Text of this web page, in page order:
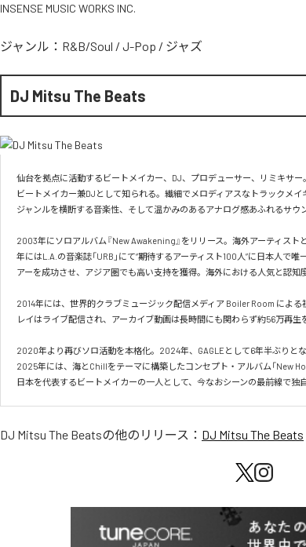
INSENSE MUSIC WORKS INC.
ジャンル： R&B/Soul / J-Pop / ジャズ
DJ Mitsu The Beats
仙台を拠点に活動するビートメイカー、DJ、プロデューサー、リミキサー
ビートメイカー兼DJとして知られる。繊細でメロディアスなトラックメ
ジャンルを横断する音楽性、そして温かみのあるアナログ感あふれるサウ
2003年にソロアルバム『New Awakening』をリリース。海外アーティス
年にはL.A.の音楽誌「URB」にて“期待するアーティスト100人”に日本人で
アーを成功させ、アジア圏でも高い支持を獲得。海外における人気と認知
2014年には、世界的クラブミュージック配信メディア Boiler Room によ
レイはライブ配信され、アーカイブ動画は長時間にも関わらず約56万再生
2020年より再びソロ活動を本格化。2024年、GAGLEとして6年半ぶりとな
2025年には、海とChillをテーマに構築したコンセプト・アルバム「New
日本を代表するビートメイカーの一人として、今なおシーンの最前線で独
DJ Mitsu The Beatsの他のリリース： DJ Mitsu The Beats